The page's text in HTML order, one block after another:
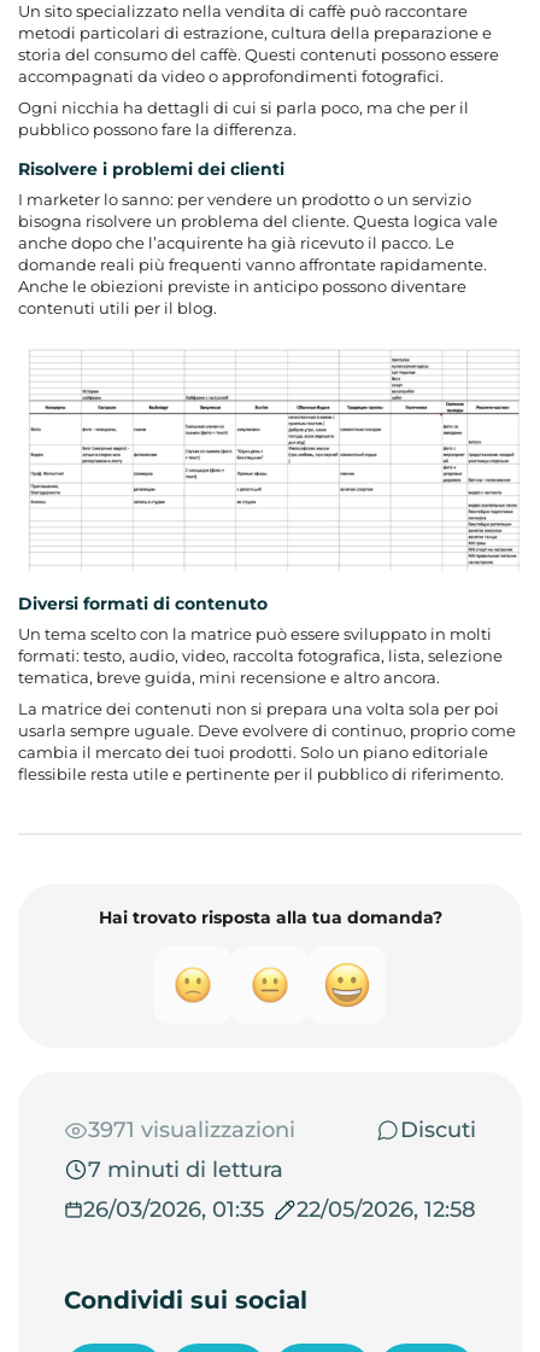
Un sito specializzato nella vendita di caffè può raccontare
metodi particolari di estrazione, cultura della preparazione e
storia del consumo del caffè. Questi contenuti possono essere
accompagnati da video o approfondimenti fotografici.
Ogni nicchia ha dettagli di cui si parla poco, ma che per il
pubblico possono fare la differenza.
Risolvere i problemi dei clienti
I marketer lo sanno: per vendere un prodotto o un servizio
bisogna risolvere un problema del cliente. Questa logica vale
anche dopo che l’acquirente ha già ricevuto il pacco. Le
domande reali più frequenti vanno affrontate rapidamente.
Anche le obiezioni previste in anticipo possono diventare
contenuti utili per il blog.
Diversi formati di contenuto
Un tema scelto con la matrice può essere sviluppato in molti
formati: testo, audio, video, raccolta fotografica, lista, selezione
tematica, breve guida, mini recensione e altro ancora.
La matrice dei contenuti non si prepara una volta sola per poi
usarla sempre uguale. Deve evolvere di continuo, proprio come
cambia il mercato dei tuoi prodotti. Solo un piano editoriale
flessibile resta utile e pertinente per il pubblico di riferimento.
Hai trovato risposta alla tua domanda?
3971 visualizzazioni
Discuti
7 minuti di lettura
26/03/2026, 01:35
22/05/2026, 12:58
Condividi sui social